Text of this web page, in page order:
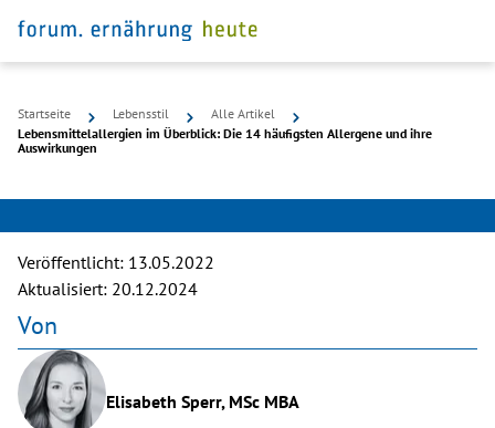
Startseite Lebensstil
Alle Artikel
Lebensmittelallergien im Überblick: Die 14 häufigsten Allergene und ihre
Auswirkungen
©
Veröffentlicht: 13.05.2022
Aktualisiert: 20.12.2024
Von
Elisabeth Sperr, MSc MBA